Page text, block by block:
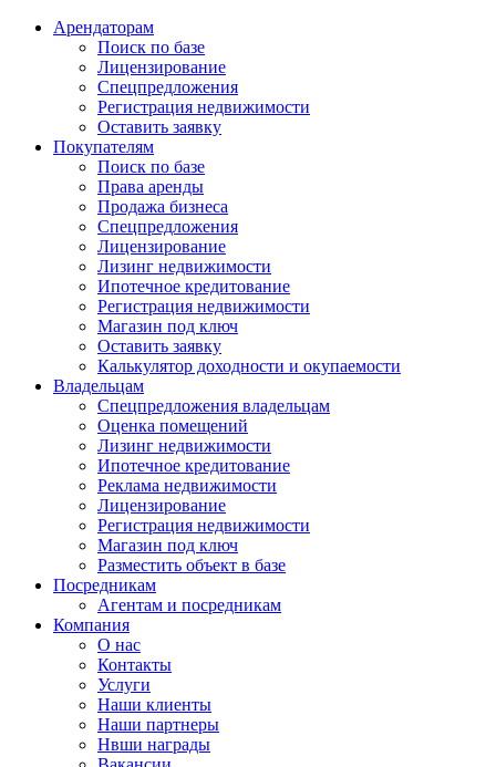
Арендаторам
Поиск по базе
Лицензирование
Спецпредложения
Регистрация недвижимости
Оставить заявку
Покупателям
Поиск по базе
Права аренды
Продажа бизнеса
Спецпредложения
Лицензирование
Лизинг недвижимости
Ипотечное кредитование
Регистрация недвижимости
Магазин под ключ
Оставить заявку
Калькулятор доходности и окупаемости
Владельцам
Спецпредложения владельцам
Оценка помещений
Лизинг недвижимости
Ипотечное кредитование
Реклама недвижимости
Лицензирование
Регистрация недвижимости
Магазин под ключ
Разместить объект в базе
Посредникам
Агентам и посредникам
Компания
О нас
Контакты
Услуги
Наши клиенты
Наши партнеры
Нвши награды